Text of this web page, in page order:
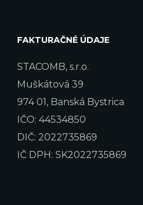
FAKTURAČNÉ ÚDAJE
STACOMB, s.r.o.
Muškátová 39
974 01, Banská Bystrica
IČO: 44534850
DIČ: 2022735869
IČ DPH: SK2022735869